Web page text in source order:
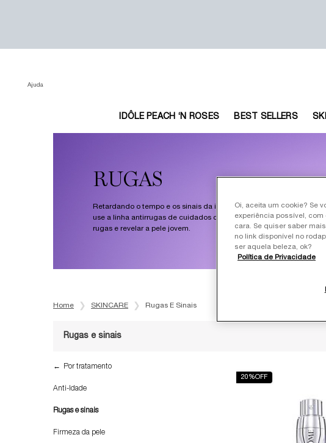
Ajuda
IDÔLE PEACH ‘N ROSES BEST SELLERS
RUGAS
Retardando o tempo e os sinais da idade. Infundido com
use a linha antirrugas de cuidados com a pele da Lancôme para
rugas e revelar a pele jovem.
Home SKINCARE Rugas E Sinais
Rugas e sinais
Por tratamento
Anti-Idade
Rugas e sinais
Firmeza da pele
20%OFF
Oi, aceita um cookie? Se
experiência possível,
cara. Se quiser saber
no link disponível no
ser aquela beleza, ok?
Política de Privacidade